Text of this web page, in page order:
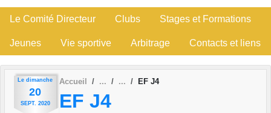
Le Comité Directeur Clubs Stages et Formations
Jeunes Vie sportive Arbitrage Contacts et liens
Le dimanche
20
SEPT. 2020
Accueil EF J4
EF J4